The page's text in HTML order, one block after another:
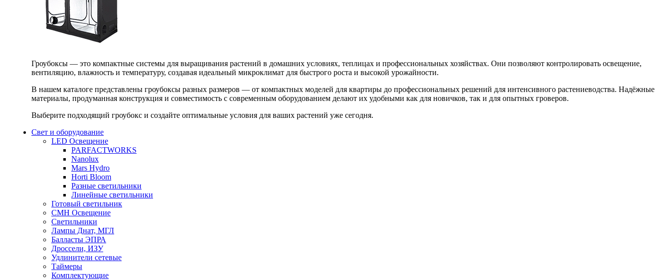
Гроубоксы — это компактные системы для выращивания растений в домашних условиях, теплицах и профессиональных хозяйствах. Они позволяют контролировать освещение,
вентиляцию, влажность и температуру, создавая идеальный микроклимат для быстрого роста и высокой урожайности.
В нашем каталоге представлены гроубоксы разных размеров — от компактных моделей для квартиры до профессиональных решений для интенсивного растениеводства. Надёжные
материалы, продуманная конструкция и совместимость с современным оборудованием делают их удобными как для новичков, так и для опытных гроверов.
Выберите подходящий гроубокс и создайте оптимальные условия для ваших растений уже сегодня.
Свет и оборудование
LED Освещение
PARFACTWORKS
Nanolux
Mars Hydro
Horti Bloom
Разные светильники
Линейные светильники
Готовый светильник
CMH Освещение
Светильники
Лампы Днат, МГЛ
Балласты ЭПРА
Дроссели, ИЗУ
Удлинители сетевые
Таймеры
Комплектующие